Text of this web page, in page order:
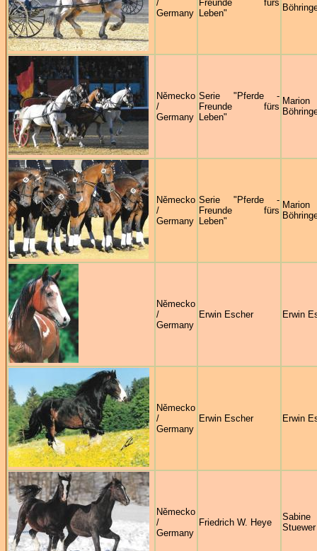
/
Germany
Freunde fürs
Leben"
Německo
/
Germany
Serie "Pferde -
Freunde fürs
Leben"
Marion
Německo
/
Germany
Serie "Pferde -
Freunde fürs
Leben"
Marion
Německo
/
Germany
Erwin Escher Erwin
Německo
/
Germany
Erwin Escher Erwin
Německo
/
Germany
Friedrich W. Heye
Sabine
Stuewer